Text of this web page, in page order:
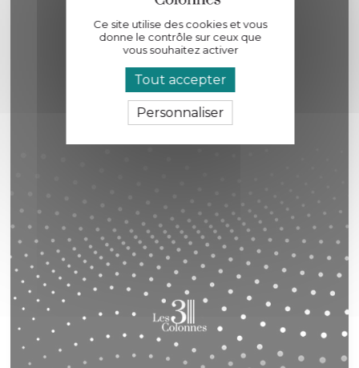
Ce site utilise des cookies et vous
donne le contrôle sur ceux que
vous souhaitez activer
Tout accepter
Personnaliser